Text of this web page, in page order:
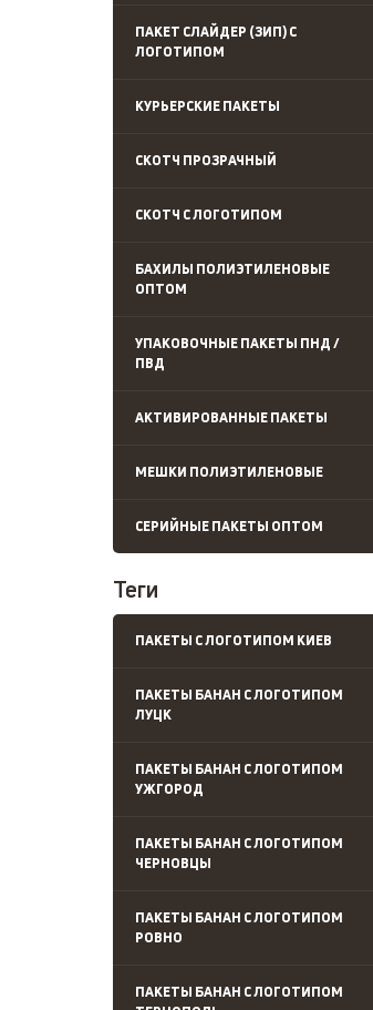
ПАКЕТ СЛАЙДЕР (ЗИП) С
ЛОГОТИПОМ
КУРЬЕРСКИЕ ПАКЕТЫ
СКОТЧ ПРОЗРАЧНЫЙ
СКОТЧ С ЛОГОТИПОМ
БАХИЛЫ ПОЛИЭТИЛЕНОВЫЕ
ОПТОМ
УПАКОВОЧНЫЕ ПАКЕТЫ ПНД /
ПВД
АКТИВИРОВАННЫЕ ПАКЕТЫ
МЕШКИ ПОЛИЭТИЛЕНОВЫЕ
СЕРИЙНЫЕ ПАКЕТЫ ОПТОМ
Теги
ПАКЕТЫ С ЛОГОТИПОМ КИЕВ
ПАКЕТЫ БАНАН С ЛОГОТИПОМ
ЛУЦК
ПАКЕТЫ БАНАН С ЛОГОТИПОМ
УЖГОРОД
ПАКЕТЫ БАНАН С ЛОГОТИПОМ
ЧЕРНОВЦЫ
ПАКЕТЫ БАНАН С ЛОГОТИПОМ
РОВНО
ПАКЕТЫ БАНАН С ЛОГОТИПОМ